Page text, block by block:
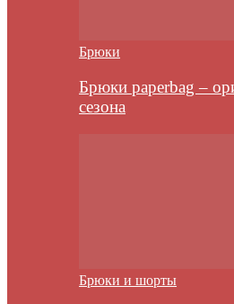
Брюки
Брюки paperbag –
сезона
Брюки и шорты